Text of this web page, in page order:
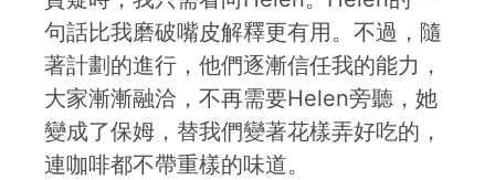
句話比我磨破嘴皮解釋更有用。不過，隨
著計劃的進行，他們逐漸信任我的能力，
大家漸漸融洽，不再需要Helen旁聽，她
變成了保姆，替我們變著花樣弄好吃的，
連咖啡都不帶重樣的味道。